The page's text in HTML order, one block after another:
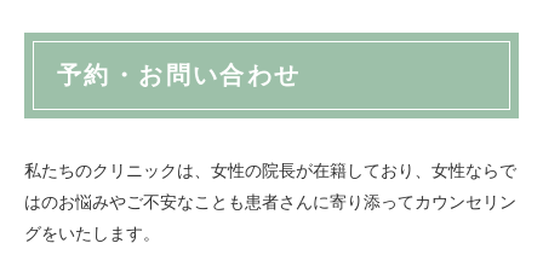
予約・お問い合わせ
私たちのクリニックは、女性の院長が在籍しており、女性ならで
はのお悩みやご不安なことも患者さんに寄り添ってカウンセリン
グをいたします。